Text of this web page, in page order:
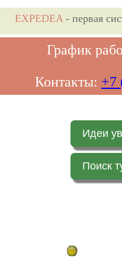
EXPEDEA- первая
График
Контакты: +7
Идеи
Поиск